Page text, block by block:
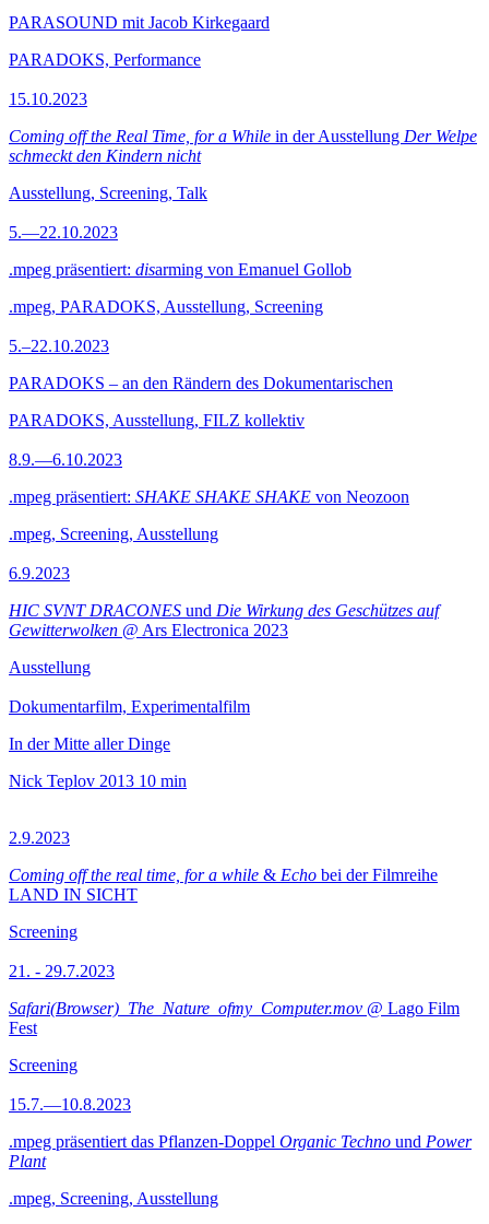
PARASOUND mit Jacob Kirkegaard
PARADOKS, Performance
15.10.2023
Coming off the Real Time, for a While in der Ausstellung Der Welpe
schmeckt den Kindern nicht
Ausstellung, Screening, Talk
5.—22.10.2023
.mpeg präsentiert: disarming von Emanuel Gollob
.mpeg, PARADOKS, Ausstellung, Screening
5.–22.10.2023
PARADOKS – an den Rändern des Dokumentarischen
PARADOKS, Ausstellung, FILZ kollektiv
8.9.—6.10.2023
.mpeg präsentiert: SHAKE SHAKE SHAKE von Neozoon
.mpeg, Screening, Ausstellung
6.9.2023
HIC SVNT DRACONES und Die Wirkung des Geschützes auf
Gewitterwolken @ Ars Electronica 2023
Ausstellung
Dokumentarfilm, Experimentalfilm
In der Mitte aller Dinge
Nick Teplov 2013 10 min
2.9.2023
Coming off the real time, for a while & Echo bei der Filmreihe
LAND IN SICHT
Screening
21. - 29.7.2023
Safari(Browser)_The_Nature_ofmy_Computer.mov @ Lago Film
Fest
Screening
15.7.—10.8.2023
.mpeg präsentiert das Pflanzen-Doppel Organic Techno und Power
Plant
.mpeg, Screening, Ausstellung